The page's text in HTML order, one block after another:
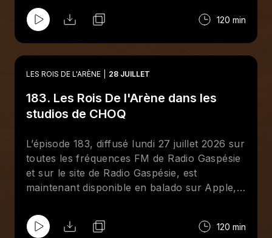
présent à Minneapolis en compagnie de Rick
Martel. Aussi, entrevue avec le lutteur 120 min
LES ROIS DE L'ARÈNE 28 JUILLET
183. Les Rois De l'Arène dans les
studios de CHOQ
L’épisode 183, diffusé lundi 27 juillet 2026 sur
toutes les fréquences FM de Radio Gaspésie
et sur le site de Radio Gaspésie, est
maintenant disponible en balado sur Apple,
Rois De l'Arène, Jean-François Kelly reçoit
deux chouchous de l'émission : Giancarlo120 min